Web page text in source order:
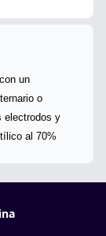
un
o
electrodos y
al 70%